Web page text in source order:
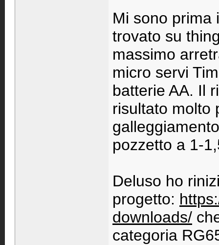
Mi sono prima
trovato su
massimo
micro servi
batterie AA. Il
risultato molto
pozzetto a 1-
Deluso ho
progetto:
downloads/
categoria